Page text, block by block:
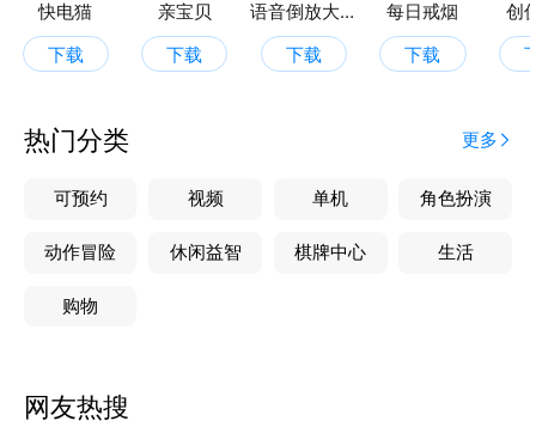
快电猫
下载
亲宝贝
下载
语音倒放大挑战
下载
每日戒烟
下载
创
热门分类 更多
可预约 视频 单机 角色扮演
动作冒险 休闲益智 棋牌中心 生活
购物
网友热搜